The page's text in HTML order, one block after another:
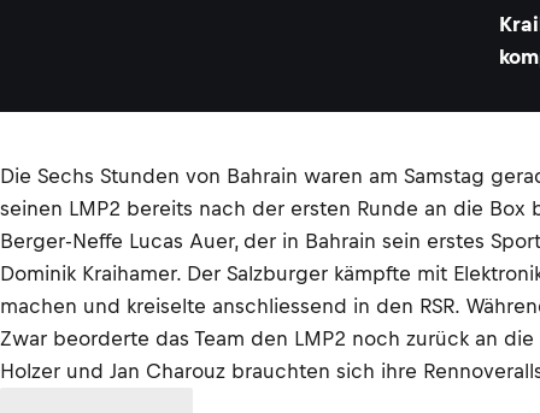
Die Sechs Stunden von Bahrain waren am Samstag
seinen LMP2 bereits nach der ersten Runde an die
Berger-Neffe Lucas Auer, der in Bahrain sein erstes
Dominik Kraihamer. Der Salzburger kämpfte mit
machen und kreiselte anschliessend in den RSR.
Zwar beorderte das Team den LMP2 noch zurück an
Holzer und Jan Charouz brauchten sich ihre